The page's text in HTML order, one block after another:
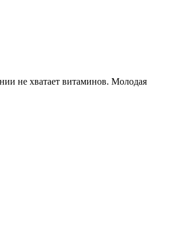
не хватает витаминов. Молодая